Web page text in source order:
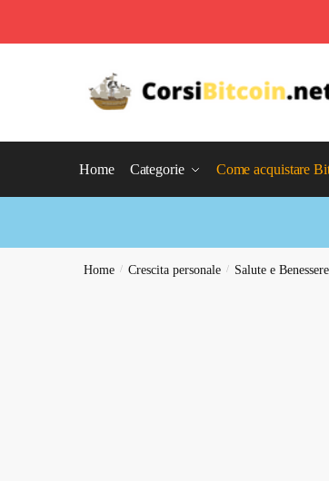
Home Categorie Come acquistare
Home / Crescita personale / Salute e Benessere